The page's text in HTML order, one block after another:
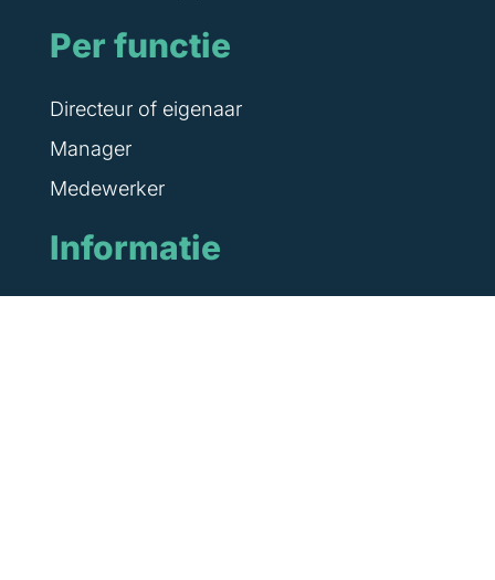
Per functie
Directeur of eigenaar
Manager
Medewerker
Informatie